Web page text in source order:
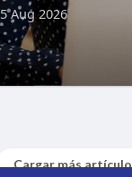
Aug 2026
Cargar más